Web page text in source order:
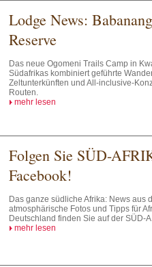
Lodge News:
Reserve
Das neue Ogomeni Trails Camp in
Südafrikas kombiniert geführte
Zeltunterkünften und All-inclusive-
Routen.
mehr lesen
Folgen Sie SÜD-
Facebook!
Das ganze südliche Afrika: News aus
atmosphärische Fotos und Tipps für
Deutschland finden Sie auf der SÜD-
mehr lesen